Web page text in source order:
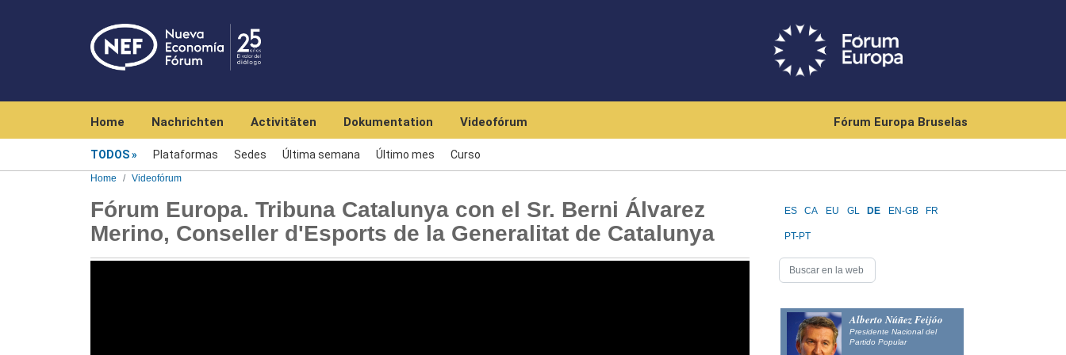
Home Nachrichten Activitäten Dokumentation Videofórum Fórum Europa Bruselas
TODOS Plataformas Sedes Última semana Último mes Curso
Home Videofórum
Fórum Europa. Tribuna Catalunya con el Sr. Berni Álvarez
Merino, Conseller d'Esports de la Generalitat de Catalunya
ES CA EU GL DE EN-GB FR
PT-PT
Alberto Núñez Feijóo
Presidente Nacional del
Partido Popular